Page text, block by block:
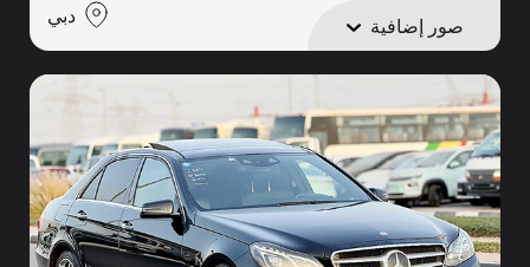
صور إضافية دبي